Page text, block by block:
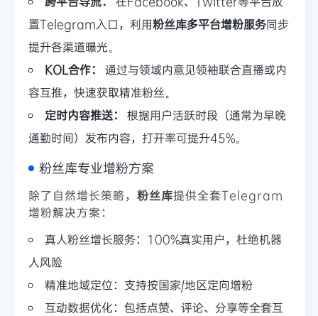
置Telegram入口，利用粉丝库多平台增粉服务同步
提升各渠道曝光。
KOL合作：
通过与领域内意见领袖联合直播或内
容互推，快速获取精准粉丝。
定时内容推送：
根据用户活跃时段（通常为早晚
通勤时间）发布内容，打开率可提升45%。
粉丝库专业增粉方案
除了自然增长策略， 粉丝库提供全套Telegram
增粉解决方案：
真人粉丝增长服务：100%真实用户，杜绝机器
人风险
精准地域定位：支持按国家/地区定向增粉
互动数据优化：包括点赞、评论、分享等全套互